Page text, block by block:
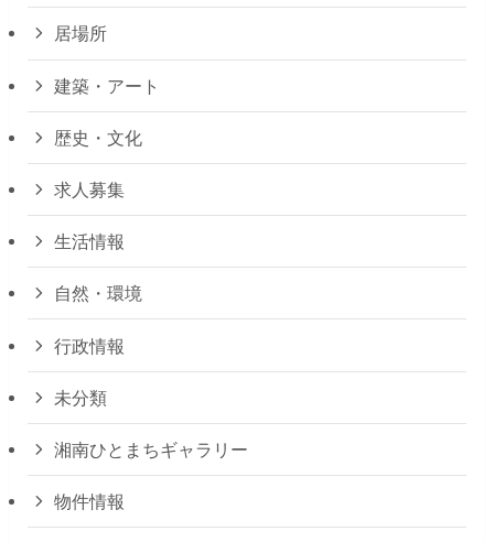
居場所
建築・アート
歴史・文化
求人募集
生活情報
自然・環境
行政情報
未分類
湘南ひとまちギャラリー
物件情報